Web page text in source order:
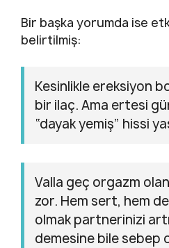
Bir başka yorumda ise
belirtilmiş:
Kesinlikle ereksiyon
bir ilaç. Ama ertesi
“dayak yemiş” hissi
Valla geç orgazm
zor. Hem sert, hem
olmak partnerinizi
demesine bile sebep